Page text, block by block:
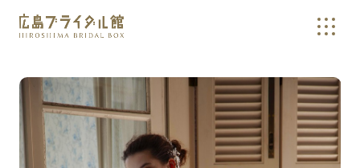
広島の結婚式やウェディングドレスの相談・確認なら、広島ブラ